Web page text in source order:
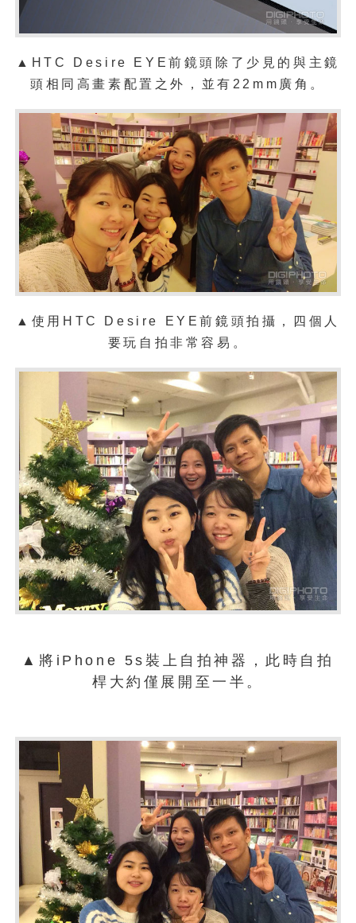
▲HTC Desire EYE前鏡頭除了少見的與主鏡
頭相同高畫素配置之外，並有22mm廣角。
▲使用HTC Desire EYE前鏡頭拍攝，四個人
要玩自拍非常容易。
▲將iPhone 5s裝上自拍神器，此時自拍
桿大約僅展開至一半。